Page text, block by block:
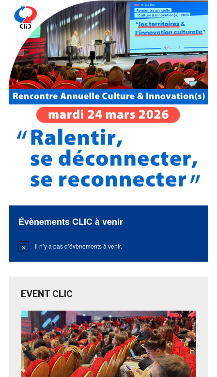
Évènements CLIC à venir
Notice Il n’y a pas d’évènements à venir.
EVENT CLIC